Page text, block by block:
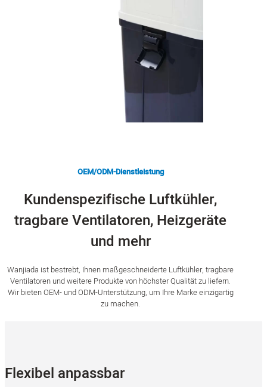
OEM/ODM-Dienstleistung
Kundenspezifische Luftkühler,
tragbare Ventilatoren, Heizgeräte
und mehr
Wanjiada ist bestrebt, Ihnen maßgeschneiderte Luftkühler, tragbare
Ventilatoren und weitere Produkte von höchster Qualität zu liefern.
Wir bieten OEM- und ODM-Unterstützung, um Ihre Marke einzigartig
zu machen.
Flexibel anpassbar